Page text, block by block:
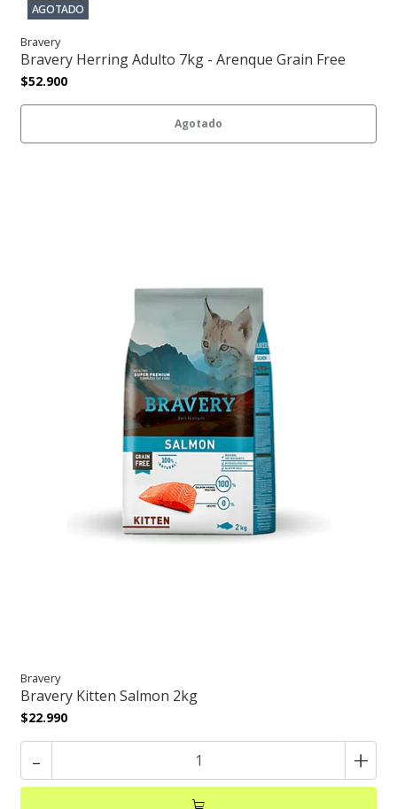
AGOTADO
Bravery
Bravery Herring Adulto 7kg - Arenque Grain Free
$52.900
Agotado
Bravery
Bravery Kitten Salmon 2kg
$22.990
- +